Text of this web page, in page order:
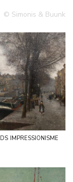
© Simonis & Buunk
impressionisme